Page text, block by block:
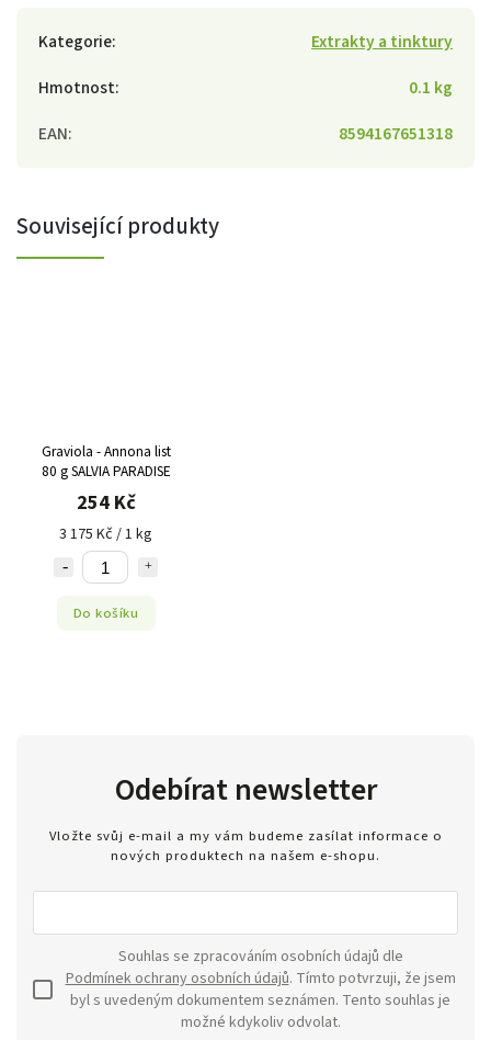
Kategorie:
Extrakty a tinktury
Hmotnost:
0.1 kg
EAN: 8594167651318
Související produkty
Graviola - Annona list
80 g SALVIA PARADISE
254 Kč
3 175 Kč / 1 kg
Do košíku
Odebírat newsletter
Vložte svůj e-mail a my vám budeme zasílat informace o
nových produktech na našem e-shopu.
Podmínek ochrany osobních údajů. Tímto potvrzuji, že jsem
byl s uvedeným dokumentem seznámen. Tento souhlas je
možné kdykoliv odvolat.